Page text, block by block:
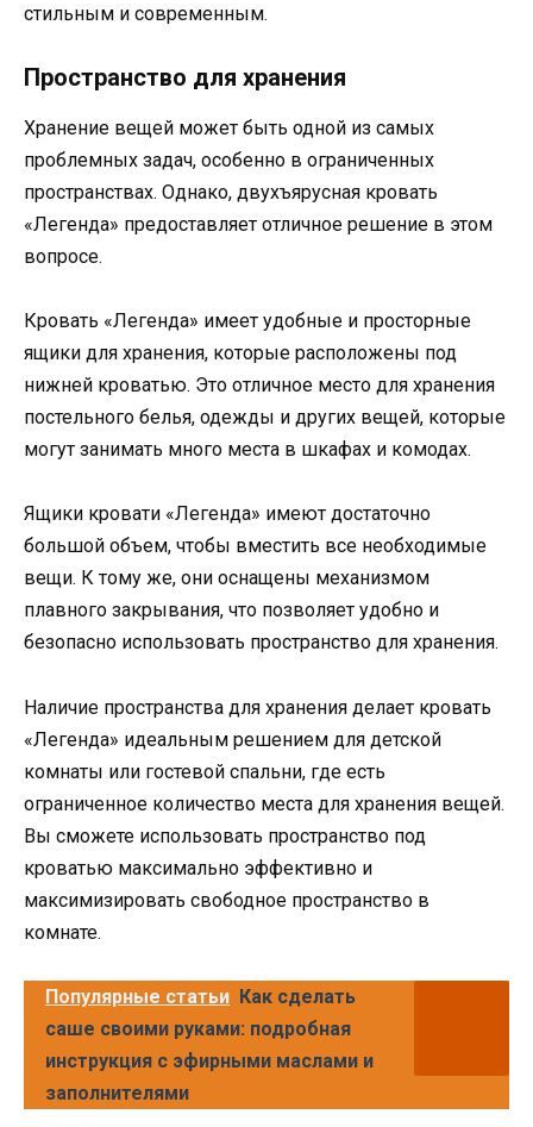
стильным и современным.
Пространство для хранения
Хранение вещей может быть одной из самых
проблемных задач, особенно в ограниченных
пространствах. Однако, двухъярусная кровать
«Легенда» предоставляет отличное решение в этом
вопросе.
Кровать «Легенда» имеет удобные и просторные
ящики для хранения, которые расположены под
нижней кроватью. Это отличное место для хранения
постельного белья, одежды и других вещей, которые
могут занимать много места в шкафах и комодах.
Ящики кровати «Легенда» имеют достаточно
большой объем, чтобы вместить все необходимые
вещи. К тому же, они оснащены механизмом
плавного закрывания, что позволяет удобно и
безопасно использовать пространство для хранения.
Наличие пространства для хранения делает кровать
«Легенда» идеальным решением для детской
комнаты или гостевой спальни, где есть
ограниченное количество места для хранения вещей.
Вы сможете использовать пространство под
кроватью максимально эффективно и
максимизировать свободное пространство в
комнате.
Популярные статьи Как сделать
саше своими руками: подробная
инструкция с эфирными маслами и
заполнителями